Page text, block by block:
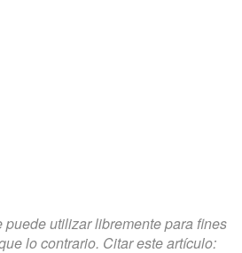
utilizar libremente para fines
lo contrario. Citar este artículo: